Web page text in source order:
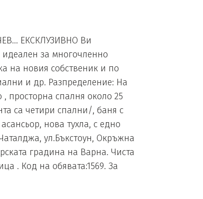
ЕКСКЛУЗИВНО Ви
за многочленно
на новия собственик и по
и др. Разпределение: На
просторна спалня около 25
са четири спални/, баня с
нова тухла, с едно
ул.Бъкстоун, Окръжна
градина на Варна. Чиста
. Код на обявата:1569. За